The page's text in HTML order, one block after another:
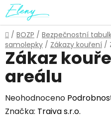
Přejít
na
obsah
Domů
/ BOZP / Bezpečnostní
samolepky / Zákazy kouření /
Zákaz
areálu
Průměrné
hodnocení
Neohodnoceno
Značka: Traiva s.r.o.